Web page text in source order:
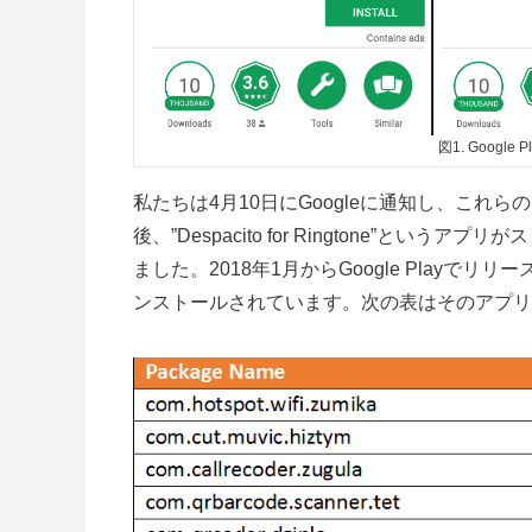
図1. Google
私たちは4月10日にGoogleに通知し、これら
後、”Despacito for Ringtone”というアプリが
ました。2018年1月からGoogle Playでリリー
ンストールされています。次の表はそのアプ